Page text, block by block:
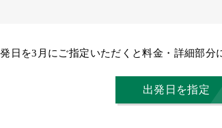
日を3月にご指定いただくと料金・詳細部分
出発日を指定